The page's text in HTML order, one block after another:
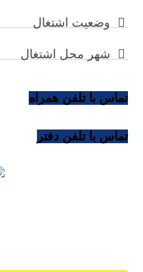
وضعیت اشتغال
شهر محل اشتغال
تماس با تلفن همراه
تماس با تلفن دفتر